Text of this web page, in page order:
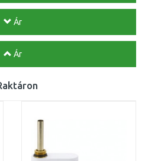
Ár
Ár